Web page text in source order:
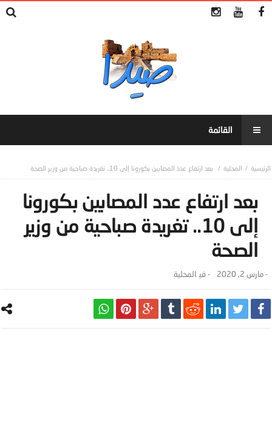
المحلية بعد ارتفاع عدد المصابين بكورونا إلى 10.. تغريدة صباحية من وزير الصحة
بعد ارتفاع عدد المصابين بكورونا
إلى 10.. تغريدة صباحية من وزير
الصحة
-مارس 2, 2020 - ‎في المحلية